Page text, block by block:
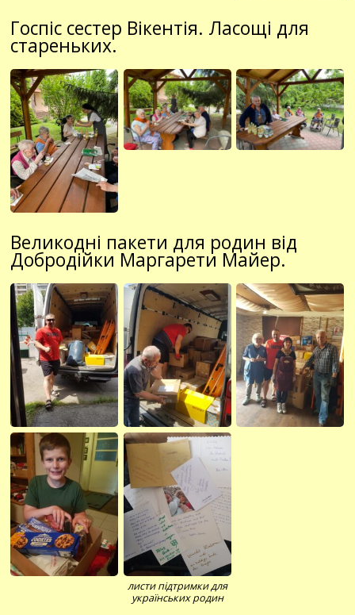
Госпіс сестер Вікентія. Ласощі для
стареньких.
Великодні пакети для родин від
Добродійки Маргарети Майер.
листи підтримки для
українських родин